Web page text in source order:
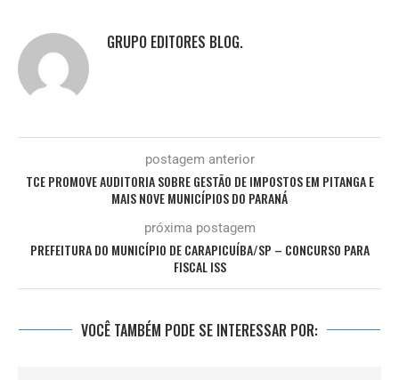
GRUPO EDITORES BLOG.
postagem anterior
TCE PROMOVE AUDITORIA SOBRE GESTÃO DE IMPOSTOS EM PITANGA E
MAIS NOVE MUNICÍPIOS DO PARANÁ
próxima postagem
PREFEITURA DO MUNICÍPIO DE CARAPICUÍBA/SP – CONCURSO PARA
FISCAL ISS
VOCÊ TAMBÉM PODE SE INTERESSAR POR: